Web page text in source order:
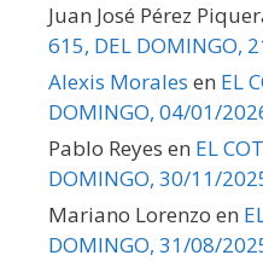
Juan José Pérez
615, DEL DOMINGO,
Alexis Morales en EL
DOMINGO, 04/01/
Pablo Reyes en EL
DOMINGO, 30/11/
Mariano Lorenzo en
DOMINGO, 31/08/